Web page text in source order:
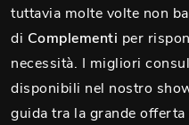
tuttavia molte volte non
di Complementi per
necessità. I migliori
disponibili nel nostro
guida tra la grande